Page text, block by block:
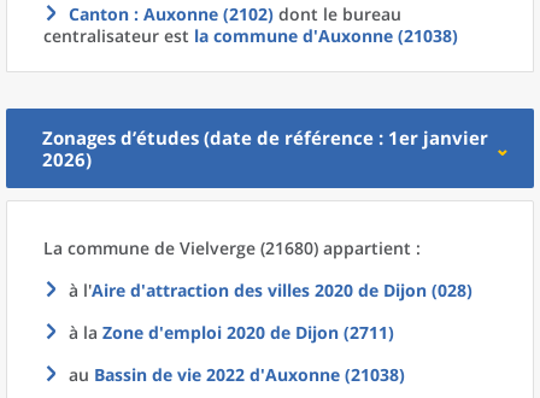
Canton : Auxonne (2102) dont le bureau
centralisateur est la commune d'Auxonne (21038)
Zonages d’études (date de référence : 1er janvier
2026)
La commune de Vielverge (21680) appartient :
à l'Aire d'attraction des villes 2020 de Dijon (028)
à la Zone d'emploi 2020 de Dijon (2711)
au Bassin de vie 2022 d'Auxonne (21038)